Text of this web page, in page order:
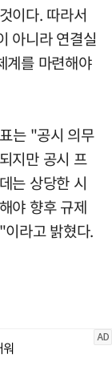
이다. 따라서
아니라 연결실
계를 마련해야
는 "공시 의무
지만 공시 프
는 상당한 시
야 향후 규제
라고 밝혔다.